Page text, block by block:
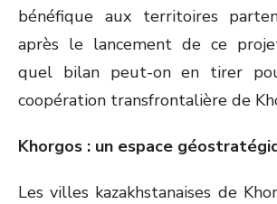
bénéfique aux territoires
après le lancement de ce
quel bilan peut-on en tirer
coopération transfrontalière de
Khorgos : un espace
Les villes kazakhstanaises de